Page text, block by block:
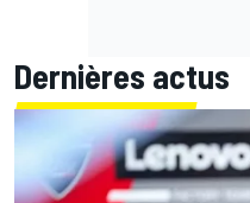
Dernières actus